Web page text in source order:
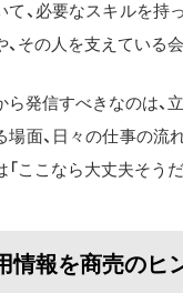
て、必要なスキルを持
、その人を支えている
ら発信すべきなのは、
場面、日々の仕事の流
「ここなら大丈夫そう
情報を商売のヒ